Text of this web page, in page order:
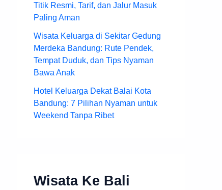
Titik Resmi, Tarif, dan Jalur Masuk
Paling Aman
Wisata Keluarga di Sekitar Gedung
Merdeka Bandung: Rute Pendek,
Tempat Duduk, dan Tips Nyaman
Bawa Anak
Hotel Keluarga Dekat Balai Kota
Bandung: 7 Pilihan Nyaman untuk
Weekend Tanpa Ribet
Wisata Ke Bali